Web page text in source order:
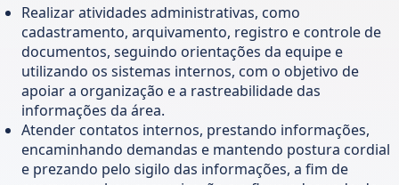
Realizar atividades administrativas, como
cadastramento, arquivamento, registro e controle de
documentos, seguindo orientações da equipe e
utilizando os sistemas internos, com o objetivo de
apoiar a organização e a rastreabilidade das
informações da área.
Atender contatos internos, prestando informações,
encaminhando demandas e mantendo postura cordial
e prezando pelo sigilo das informações, a fim de